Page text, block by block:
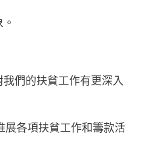
們的扶貧工作有更深入
展各項扶貧工作和籌款活